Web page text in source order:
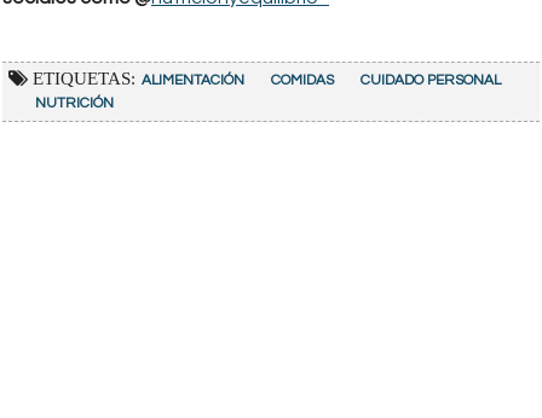
ETIQUETAS: ALIMENTACIÓN COMIDAS
CUIDADO PERSONAL
NUTRICIÓN